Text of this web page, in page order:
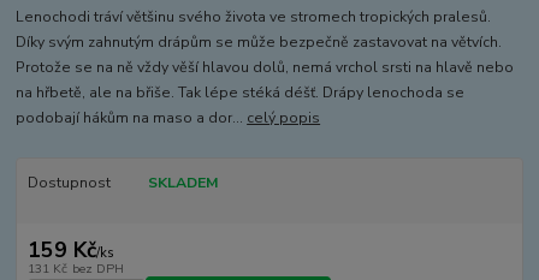
Lenochodi tráví většinu svého života ve stromech tropických pralesů.
Díky svým zahnutým drápům se může bezpečně zastavovat na větvích.
Protože se na ně vždy věší hlavou dolů, nemá vrchol srsti na hlavě nebo
na hřbetě, ale na břiše. Tak lépe stéká déšť. Drápy lenochoda se
podobají hákům na maso a dor... celý popis
Dostupnost SKLADEM
159 Kč/ks
131 Kč bez DPH